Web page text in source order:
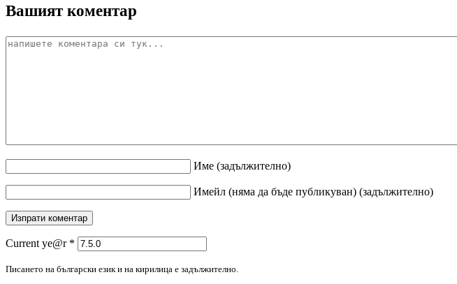
Вашият коментар
Име (задължително)
Имейл (няма да бъде публикуван) (задължително)
Current ye@r *
Писането на български език и на кирилица е задължително.